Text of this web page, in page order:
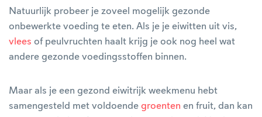
Natuurlijk probeer je zoveel mogelijk gezonde
onbewerkte voeding te eten. Als je je eiwitten uit vis,
vlees of peulvruchten haalt krijg je ook nog heel wat
andere gezonde voedingsstoffen binnen.
Maar als je een gezond eiwitrijk weekmenu hebt
samengesteld met voldoende groenten en fruit, dan kan